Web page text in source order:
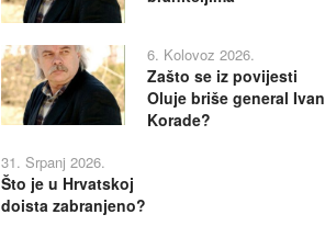
6. Kolovoz 2026.
Zašto se iz povijesti
Oluje briše general Ivan
Korade?
31. Srpanj 2026.
Što je u Hrvatskoj
doista zabranjeno?